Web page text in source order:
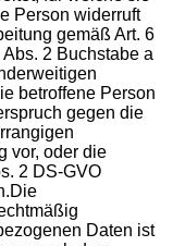
Person widerruft
gemäß Art. 6
2 Buchstabe a
betroffene Person
gegen die
vor, oder die
2 DS-GVO
Daten ist